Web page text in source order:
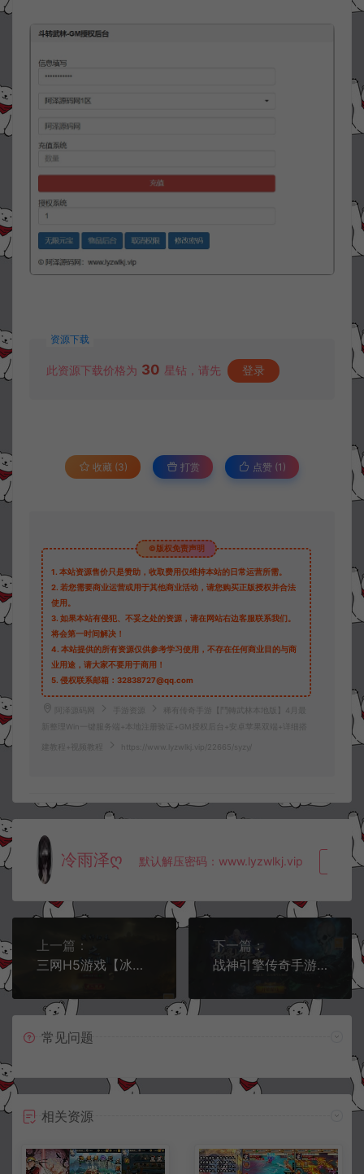
资源下载
此资源下载价格为 30 星钻，请先 登录
收藏 (3) 打赏 点赞 (1 )
©版权免责声明
1. 本站资源售价只是赞助，收取费用仅维持本站的日常运营所需。
2. 若您需要商业运营或用于其他商业活动，请您购买正版授权并合法
使用。
3. 如果本站有侵犯、不妥之处的资源，请在网站右边客服联系我们。
将会第一时间解决！
4. 本站提供的所有资源仅供参考学习使用，不存在任何商业目的与商
业用途，请大家不要用于商用！
5. 侵权联系邮箱：32838727@qq.com
阿泽源码网 手游资源
稀有传奇手游【鬥轉武林本地版】4月最
新整理Win一键服务端+本地注册验证+GM授权后台+安卓苹果双端+详细搭
建教程+视频教程 https://www.lyzwlkj.vip/22665/syzy/
冷雨泽ღ 默认解压密码：www.lyzwlkj.vip 复
上一篇：
三网H5游戏【冰雪传奇H5之西游降魔单职业多区跨服版】4月最新整理Linux手工服务端+简易安卓客户端+GM后台+详细搭建教程+视频教程
下一篇：
战神引擎传奇手游【美女骷髅王单职业10大陆】4月最新整理Win一键服务端+天空之城+阎王殿+地狱总殿+GM授权后台+安卓苹果双端+详细搭建教程+视频教程
常见问题
相关资源